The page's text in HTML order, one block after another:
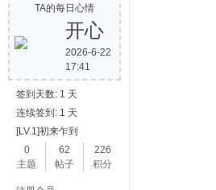
TA的每日心情
开心
2026-6-22
17:41
签到天数: 1 天
连续签到: 1 天
[LV.1]初来乍到
0
主题
62
帖子
226
积分